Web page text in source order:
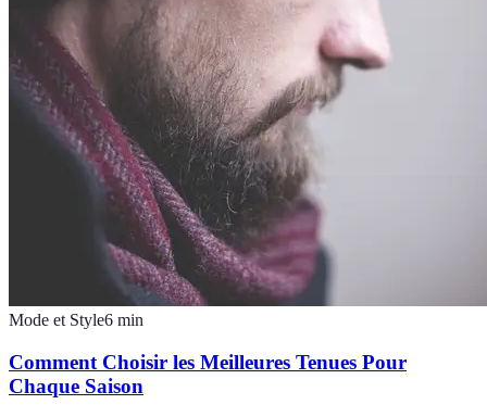
Mode et Style6 min
Comment Choisir les Meilleures Tenues Pour
Chaque Saison